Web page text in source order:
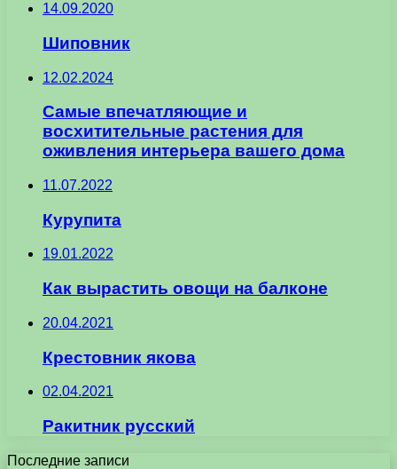
14.09.2020
Шиповник
12.02.2024
Самые впечатляющие и
восхитительные растения для
оживления интерьера вашего дома
11.07.2022
Курупита
19.01.2022
Как вырастить овощи на балконе
20.04.2021
Крестовник якова
02.04.2021
Ракитник русский
Последние записи